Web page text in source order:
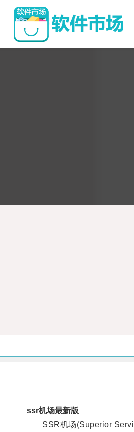
ssr机场最新版
SSR机场(Superior